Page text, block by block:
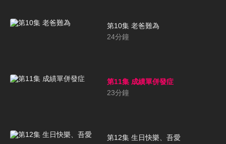
第10集 老爸難為
24分鐘
第11集 成績單併發症
23分鐘
第12集 生日快樂、吾愛